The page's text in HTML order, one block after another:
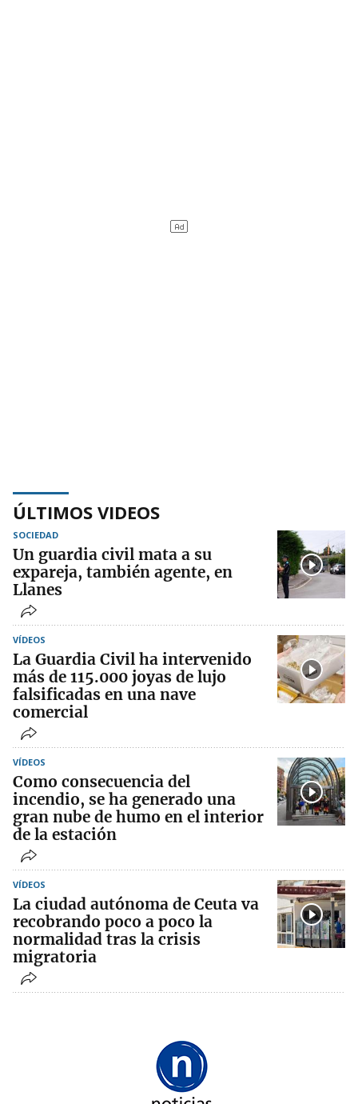
ÚLTIMOS VIDEOS
SOCIEDAD
Un guardia civil mata a su
expareja, también agente, en
Llanes
VÍDEOS
La Guardia Civil ha intervenido
más de 115.000 joyas de lujo
falsificadas en una nave
comercial
VÍDEOS
Como consecuencia del
incendio, se ha generado una
gran nube de humo en el interior
de la estación
VÍDEOS
La ciudad autónoma de Ceuta va
recobrando poco a poco la
normalidad tras la crisis
migratoria